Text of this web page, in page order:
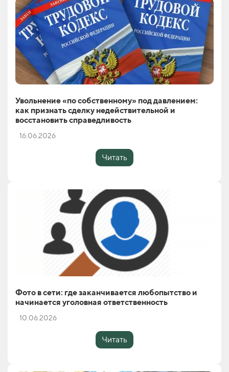
Увольнение «по собственному» под давлением:
как признать сделку недействительной и
восстановить справедливость
16.06.2026
Читать
Фото в сети: где заканчивается любопытство и
начинается уголовная ответственность
10.06.2026
Читать